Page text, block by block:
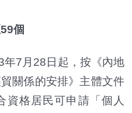
個
7月28日起，按《內地
關係的安排》主體文件
資格居民可申請「個人